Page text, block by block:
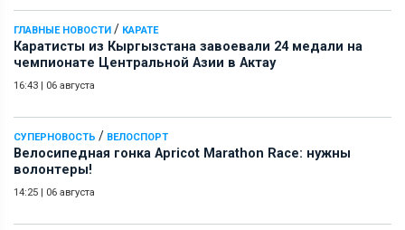
ГЛАВНЫЕ НОВОСТИ / КАРАТЕ
Каратисты из Кыргызстана завоевали 24 медали на
чемпионате Центральной Азии в Актау
16:43 06 августа
СУПЕРНОВОСТЬ / ВЕЛОСПОРТ
Велосипедная гонка Apricot Marathon Race: нужны
волонтеры!
14:25 06 августа